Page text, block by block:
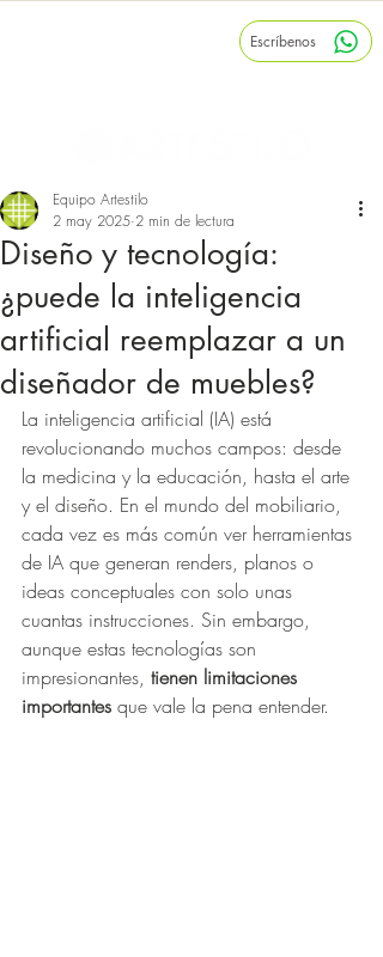
Escríbenos
Diseño y tecnología:
¿puede la inteligencia
artificial reemplazar a un
diseñador de muebles?
Equipo Artestilo
2 may 2025 2 min de lectura
La inteligencia artificial (IA) está
revolucionando muchos campos: desde
la medicina y la educación, hasta el arte
y el diseño. En el mundo del mobiliario,
cada vez es más común ver herramientas
de IA que generan renders, planos o
ideas conceptuales con solo unas
cuantas instrucciones. Sin embargo,
aunque estas tecnologías son
impresionantes, tienen limitaciones
importantes que vale la pena entender.